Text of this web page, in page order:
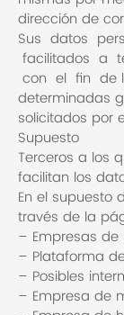
dirección de
Sus datos
facilitados a
con el fin de
determinadas
solicitados por
Supuesto
Terceros a los
facilitan los
En el supuesto
través de la
– Empresas
– Plataforma
– Posibles
– Empresa de